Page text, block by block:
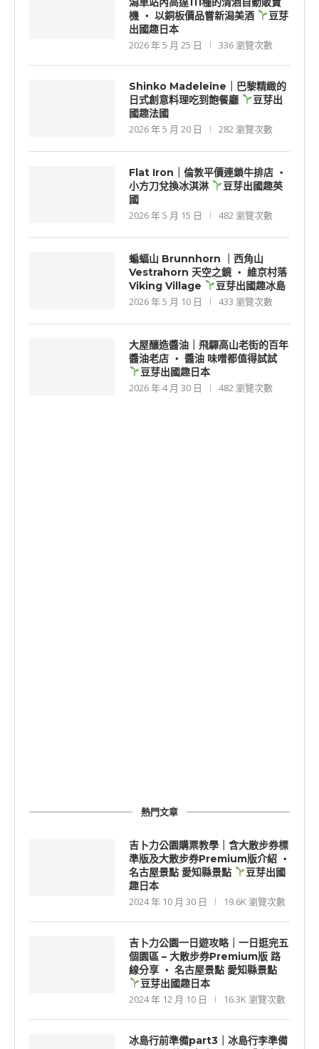
機 ‧ 以銅板價品嘗新潟美酒
豆芽
出國趣日本
2026 年 5 月 25 日
336 瀏覽次數
Shinko Madeleine｜巴黎精緻的
日式創意料理吃到飽餐廳
豆芽出
國趣法國
2026 年 5 月 20 日
282 瀏覽次數
Flat Iron｜倫敦平價連鎖牛排店 ‧
小方刀兌換冰淇淋
豆芽出國趣英
國
2026 年 5 月 15 日
482 瀏覽次數
蝙蝠山 Brunnhorn ｜西角山
Vestrahorn 天空之鏡 ‧ 維京村落
Viking Village
豆芽出國趣冰島
2026 年 5 月 10 日
433 瀏覽次數
大屋釀造醬油｜飛驒高山老街的百年
醬油老店 ‧ 醬油 味噌都值得試試
豆芽出國趣日本
2026 年 4 月 30 日
482 瀏覽次數
熱門文章
吉卜力公園購票教學｜含大散步券標
準版及大散步券Premium版介紹 ‧
名古屋景點 愛知縣景點
豆芽出國
趣日本
2024 年 10 月 30 日
19.6K 瀏覽次數
吉卜力公園一日遊攻略｜一日逛完五
個園區 – 大散步券Premium版 路
線分享 ‧ 名古屋景點 愛知縣景點
豆芽出國趣日本
2024 年 12 月 10 日
16.3K 瀏覽次數
冰島行前準備part3｜冰島行李準備